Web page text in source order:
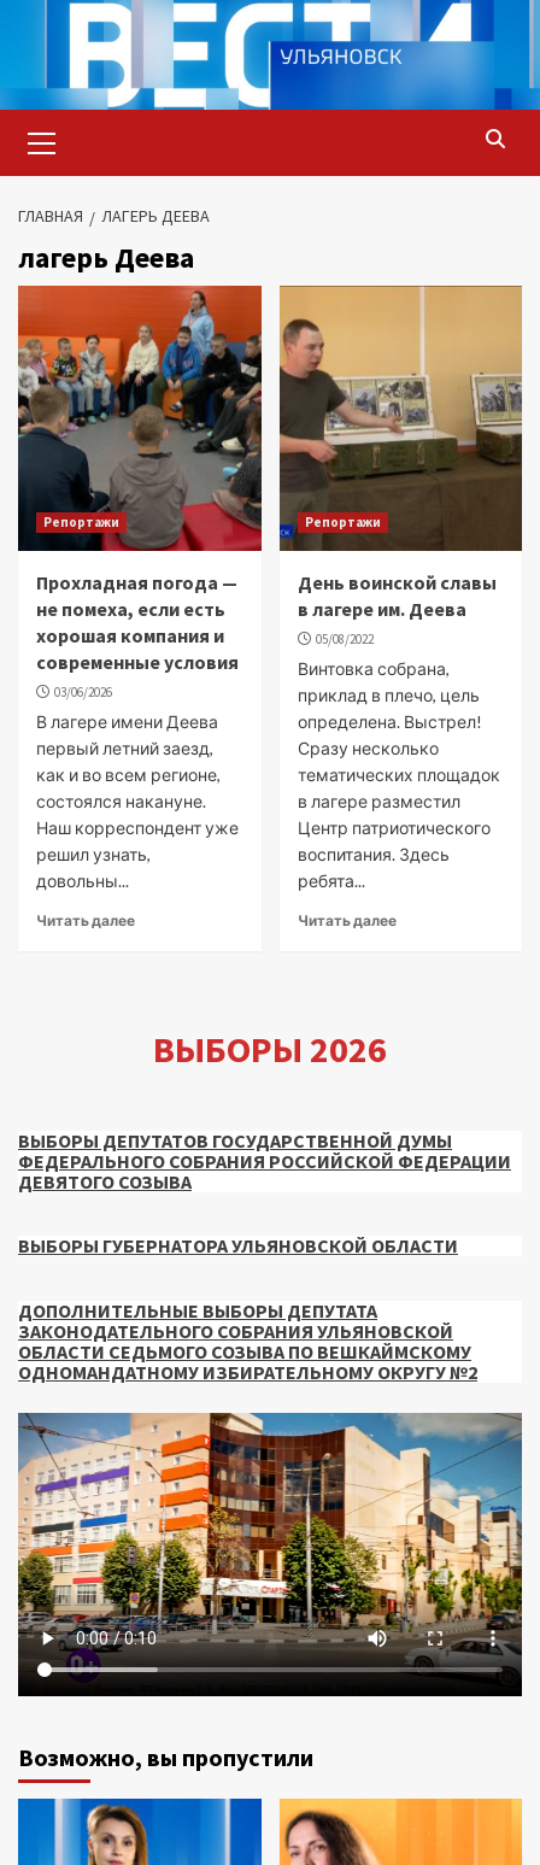
содержимому
меню
ГЛАВНАЯ ЛАГЕРЬ ДЕЕВА
лагерь Деева
Репортажи
Прохладная погода —
не помеха, если есть
хорошая компания и
современные условия
03/06/2026
В лагере имени Деева
первый летний заезд,
как и во всем регионе,
состоялся накануне.
Наш корреспондент уже
решил узнать,
довольны...
Читать далее
Репортажи
День воинской славы
в лагере им. Деева
05/08/2022
Винтовка собрана,
приклад в плечо, цель
определена. Выстрел!
Сразу несколько
тематических площадок
в лагере разместил
Центр патриотического
воспитания. Здесь
ребята...
Читать далее
ВЫБОРЫ 2026
ВЫБОРЫ ДЕПУТАТОВ ГОСУДАРСТВЕННОЙ ДУМЫ
ФЕДЕРАЛЬНОГО СОБРАНИЯ РОССИЙСКОЙ ФЕДЕРАЦИИ
ДЕВЯТОГО СОЗЫВА
ВЫБОРЫ ГУБЕРНАТОРА УЛЬЯНОВСКОЙ ОБЛАСТИ
ДОПОЛНИТЕЛЬНЫЕ ВЫБОРЫ ДЕПУТАТА
ЗАКОНОДАТЕЛЬНОГО СОБРАНИЯ УЛЬЯНОВСКОЙ
ОБЛАСТИ СЕДЬМОГО СОЗЫВА ПО ВЕШКАЙМСКОМУ
ОДНОМАНДАТНОМУ ИЗБИРАТЕЛЬНОМУ ОКРУГУ №2
Возможно, вы пропустили